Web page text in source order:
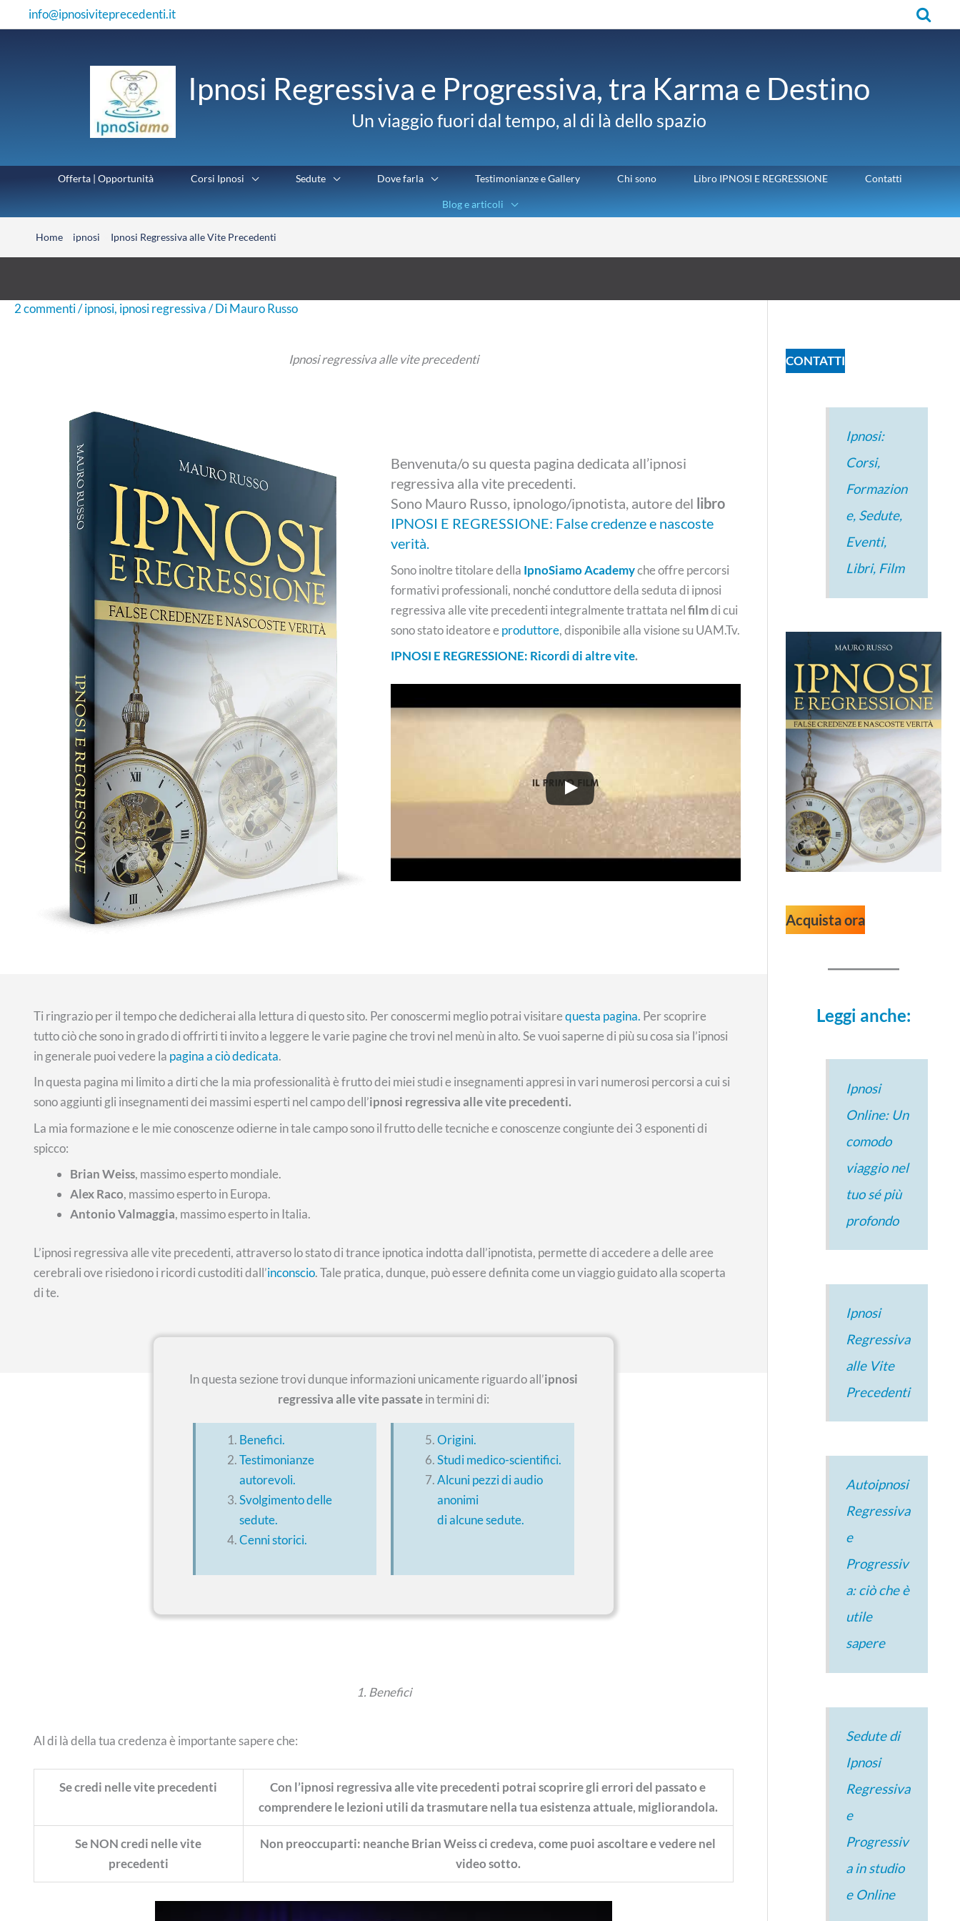
al
info@ipnosiviteprecedenti.it Cerca
Ipnosi Regressiva e Progressiva, tra Karma e Destino
Un viaggio fuori dal tempo, al di là dello spazio
Offerta | Opportunità Corsi Ipnosi Sedute Dove farla Testimonianze e Gallery Chi sono Libro IPNOSI E REGRESSIONE Contatti
Blog e articoli
Home ipnosi Ipnosi Regressiva alle Vite Precedenti
2 commenti/ipnosi, ipnosi regressiva/ DiMauro Russo
Ipnosi regressiva alle vite precedenti
Benvenuta/o su questa pagina dedicata all’ipnosi
regressiva alla vite precedenti.
Sono Mauro Russo, ipnologo/ipnotista, autore del libro
IPNOSI E REGRESSIONE: False credenze e nascoste
verità.
Sono inoltre titolare della IpnoSiamo Academyche offre percorsi
formativi professionali, nonché conduttore della seduta di ipnosi
regressiva alle vite precedenti integralmente trattata nelfilmdi cui
sono stato ideatore eproduttore, disponibile alla visione su UAM.Tv.
IPNOSI E REGRESSIONE: Ricordi di altre vite.
Ti ringrazio per il tempo che dedicherai alla lettura di questo sito. Per conoscermi meglio potrai visitarequesta pagina. Per scoprire
tutto ciò che sono in grado di offrirti ti invito a leggere le varie pagine che trovi nel menù in alto. Se vuoi saperne di più su cosa sia l’ipnosi
in generale puoi vedere la pagina a ciò dedicata.
In questa pagina mi limito a dirti che la mia professionalità è frutto dei miei studi e insegnamenti appresi in vari numerosi percorsi a cui si
sono aggiunti gli insegnamenti dei massimi esperti nel campo dell’ipnosi regressiva alle vite precedenti.
La mia formazione e le mie conoscenze odierne in tale campo sono il frutto delle tecniche e conoscenze congiunte dei 3 esponenti di
spicco:
Brian Weiss, massimo esperto mondiale.
Alex Raco, massimo esperto in Europa.
Antonio Valmaggia, massimo esperto in Italia.
L’ipnosi regressiva alle vite precedenti, attraverso lo stato di trance ipnotica indotta dall’ipnotista, permette di accedere a delle aree
cerebrali ove risiedono i ricordi custoditi dall’inconscio. Tale pratica, dunque, può essere definita come un viaggio guidato alla scoperta
di te.
In questa sezione trovi dunque informazioni unicamente riguardo all’ipnosi
regressiva alle vite passatein termini di:
Benefici.
Testimonianze
autorevoli.
Svolgimento delle
sedute.
Cenni storici.
Origini.
Studi medico-scientifici.
Alcuni pezzi di audio
anonimi
di alcune sedute.
1. Benefici
Al di là della tua credenza è importante sapere che:
Se credi nelle vite precedenti
Con l’ipnosi regressiva alle vite precedenti potrai scoprire gli errori del passato e
comprendere le lezioni utili da trasmutare nella tua esistenza attuale, migliorandola.
Se NON credi nelle vite
precedenti
Non preoccuparti: neanche Brian Weiss ci credeva, come puoi ascoltare e vedere nel
video sotto.
CONTATTI
Ipnosi:
Corsi,
Formazion
e, Sedute,
Eventi,
Libri, Film
Acquista ora
Leggi anche:
Ipnosi
Online: Un
comodo
viaggio nel
tuo sé più
profondo
Ipnosi
Regressiva
alle Vite
Precedenti
Autoipnosi
Regressiva
e
Progressiv
a: ciò che è
utile
sapere
Sedute di
Ipnosi
Regressiva
e
Progressiv
a in studio
e Online